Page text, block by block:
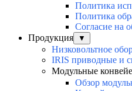
Политика
Политика
Согласие на
Продукция
▼
Низковольтное
IRIS приводные и
Модульные
Обзор